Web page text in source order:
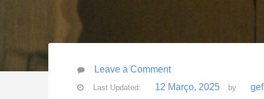
Leave a Comment
Last Updated: 12 Março, 2025 by